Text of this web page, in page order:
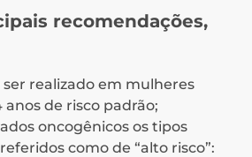
recomendações,
realizado em mulheres
anos de risco padrão;
oncogênicos os tipos
como de “alto risco”: